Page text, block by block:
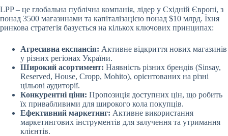
LPP – це глобальна публічна компанія, лідер у Східній Європі, з
понад 3500 магазинами та капіталізацією понад $10 млрд. Їхня
ринкова стратегія базується на кількох ключових принципах:
Агресивна експансія: Активне відкриття нових магазинів
у різних регіонах України.
Широкий асортимент: Наявність різних брендів (Sinsay,
Reserved, House, Cropp, Mohito), орієнтованих на різні
цільові аудиторії.
Конкурентні ціни: Пропозиція доступних цін, що робить
їх привабливими для широкого кола покупців.
Ефективний маркетинг: Активне використання
маркетингових інструментів для залучення та утримання
клієнтів.